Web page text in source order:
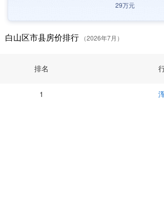
29万元
白山区市县房价排行 （2026年7月）
排名
1